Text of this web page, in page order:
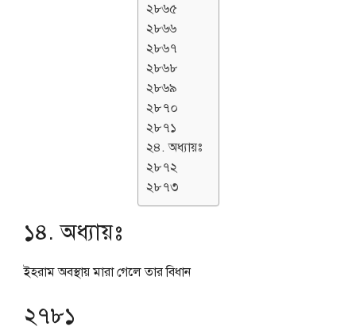
২৮৬৫
২৮৬৬
২৮৬৭
২৮৬৮
২৮৬৯
২৮৭০
২৮৭১
২৪. অধ্যায়ঃ
২৮৭২
২৮৭৩
১৪. অধ্যায়ঃ
ইহরাম অবস্থায় মারা গেলে তার বিধান
২৭৮১